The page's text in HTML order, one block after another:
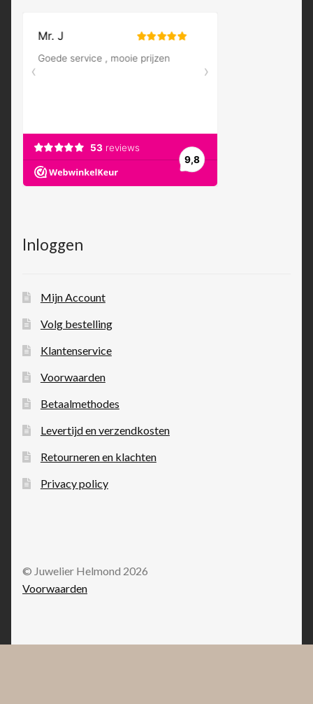
Inloggen
Mijn Account
Volg bestelling
Klantenservice
Voorwaarden
Betaalmethodes
Levertijd en verzendkosten
Retourneren en klachten
Privacy policy
© Juwelier Helmond 2026
Voorwaarden